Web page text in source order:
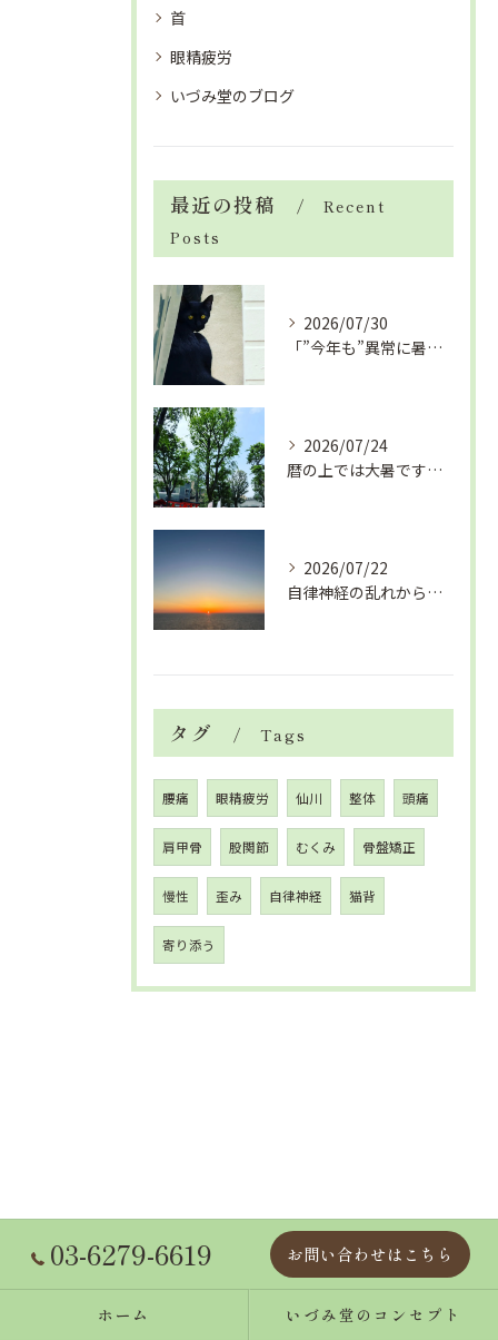
首
眼精疲労
いづみ堂のブログ
最近の投稿
Recent
Posts
2026/07/30
「”今年も”異常に暑い夏」酷暑+冷房＝夏風邪、腰痛、ひざの痛...
2026/07/24
暦の上では大暑です！腰痛や肩こりから来る頭痛
2026/07/22
自律神経の乱れから生活習慣病、血液循環の滞り
タグ Tags
腰痛 眼精疲労 仙川 整体 頭痛
肩甲骨 股関節 むくみ 骨盤矯正
慢性 歪み 自律神経 猫背
寄り添う
03-6279-6619 お問い合わせはこちら
ホーム いづみ堂のコンセプト